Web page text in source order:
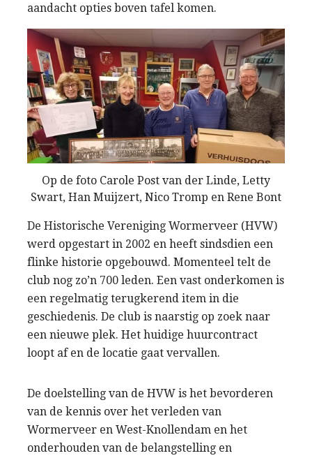
aandacht opties boven tafel komen.
Op de foto Carole Post van der Linde, Letty
Swart, Han Muijzert, Nico Tromp en Rene Bont
De Historische Vereniging Wormerveer (HVW)
werd opgestart in 2002 en heeft sindsdien een
flinke historie opgebouwd. Momenteel telt de
club nog zo’n 700 leden. Een vast onderkomen is
een regelmatig terugkerend item in die
geschiedenis. De club is naarstig op zoek naar
een nieuwe plek. Het huidige huurcontract
loopt af en de locatie gaat vervallen.
De doelstelling van de HVW is het bevorderen
van de kennis over het verleden van
Wormerveer en West-Knollendam en het
onderhouden van de belangstelling en